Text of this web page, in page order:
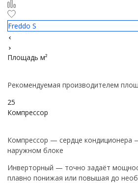
Freddo S
Площадь м²
Рекомендуемая производителем
25
Компрессор
Компрессор — сердце кондиционера
наружном блоке
Инверторный — точно задаёт
плавно понижая или повышая до